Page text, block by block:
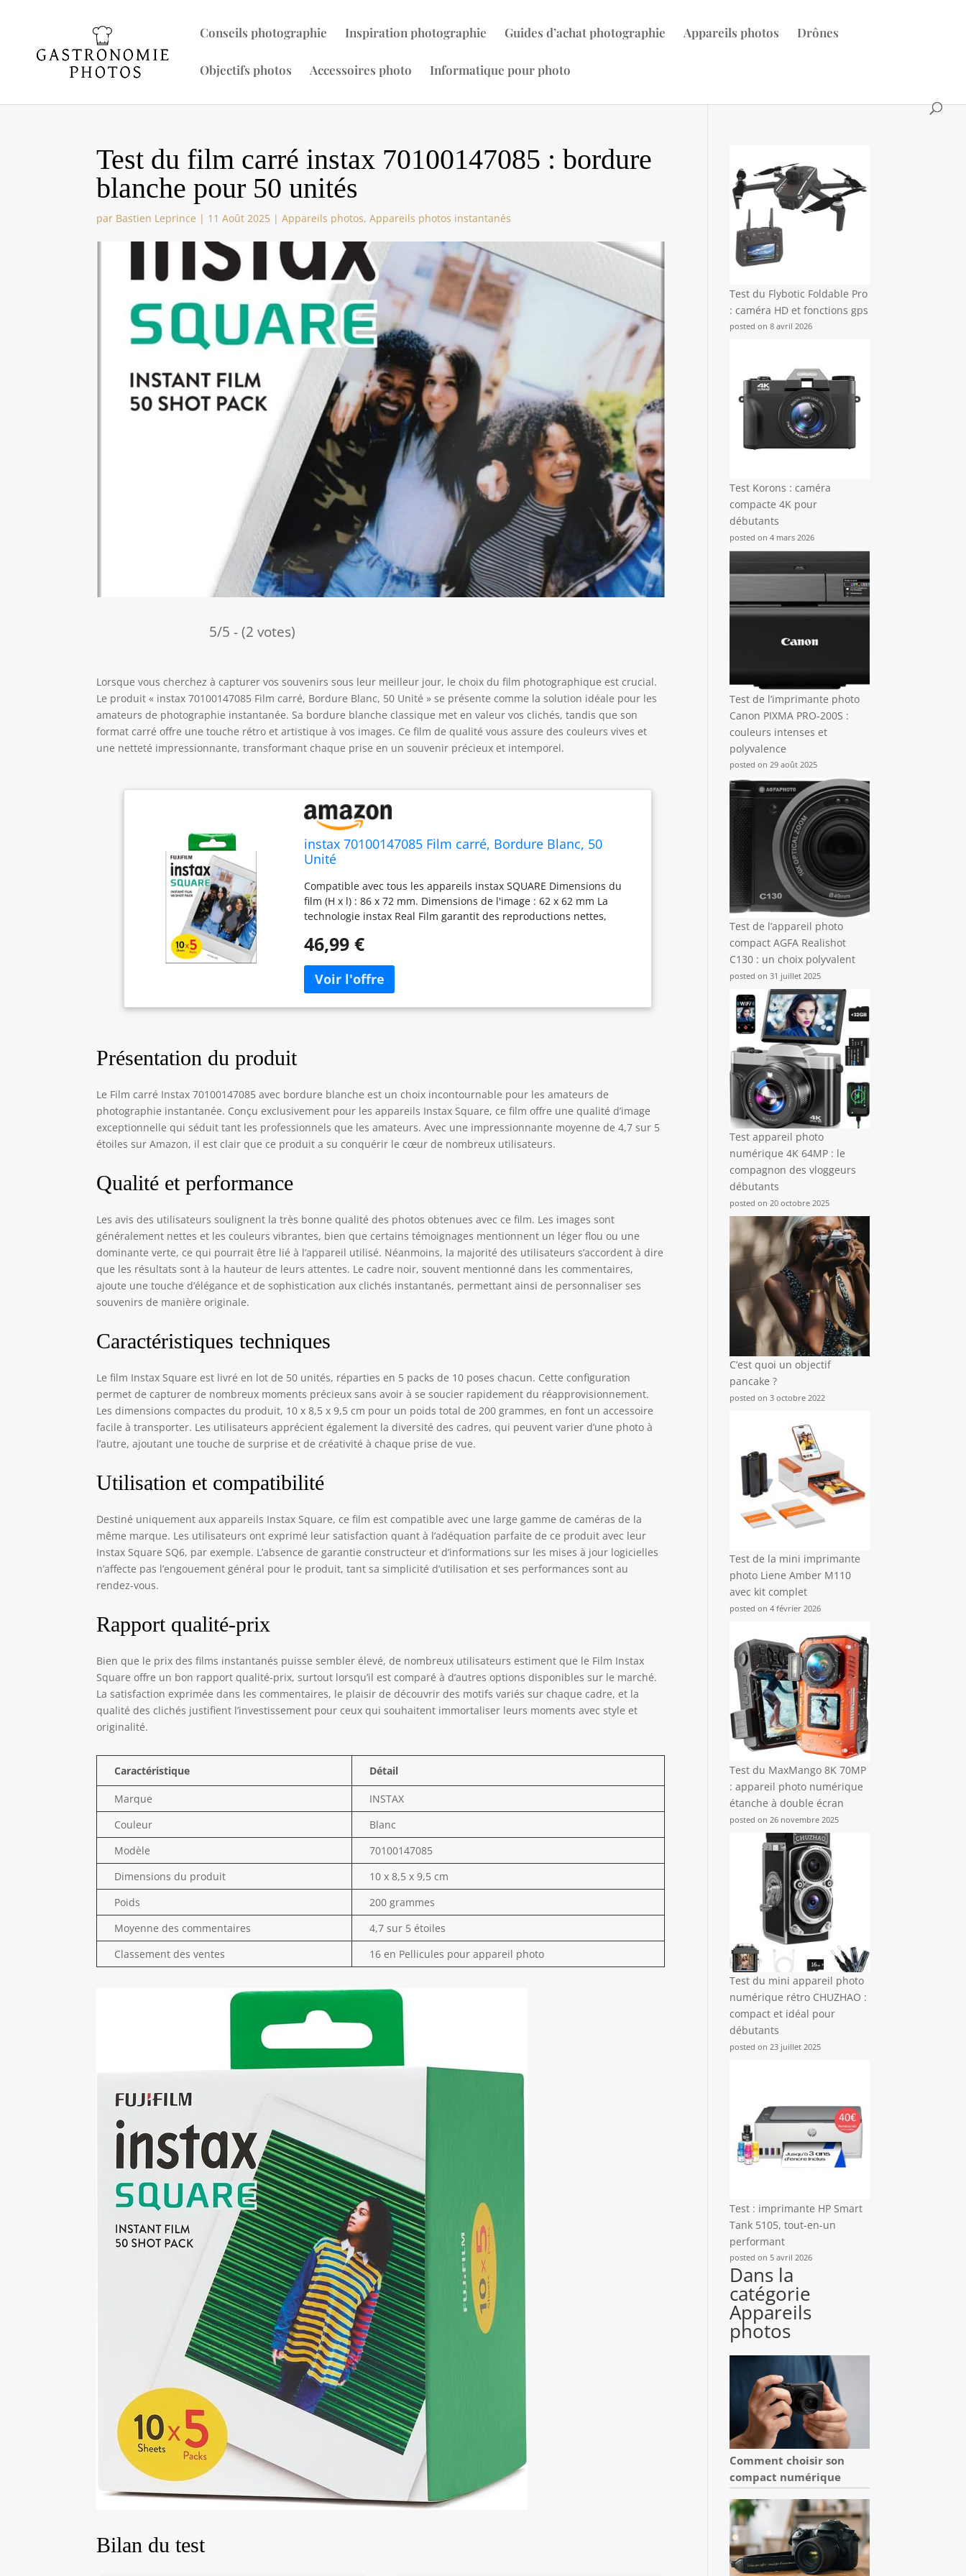
Conseils photographie Inspiration photographie Guides d’achat photographie Appareils photos Drônes
Objectifs photos Accessoires photo Informatique pour photo
Test du film carré instax 70100147085 : bordure
blanche pour 50 unités
par Bastien Leprince | 11 Août 2025 |Appareils photos,Appareils photos instantanés
5/5 - (2 votes)
Lorsque vous cherchez à capturer vos souvenirs sous leur meilleur jour, le choix du film photographique est crucial.
Le produit « instax 70100147085 Film carré, Bordure Blanc, 50 Unité » se présente comme la solution idéale pour les
amateurs de photographie instantanée. Sa bordure blanche classique met en valeur vos clichés, tandis que son
format carré offre une touche rétro et artistique à vos images. Ce film de qualité vous assure des couleurs vives et
une netteté impressionnante, transformant chaque prise en un souvenir précieux et intemporel.
instax 70100147085 Film carré, Bordure Blanc, 50
Unité
Compatible avec tous les appareils instax SQUARE Dimensions du
film (H x l) : 86 x 72 mm. Dimensions de l'image : 62 x 62 mm La
technologie instax Real Film garantit des reproductions nettes,
Développement d'image rapide Film haute vitesse ISO 800
46,99 €
Présentation du produit
Le Film carré Instax 70100147085 avec bordure blanche est un choix incontournable pour les amateurs de
photographie instantanée. Conçu exclusivement pour les appareils Instax Square, ce film offre une qualité d’image
exceptionnelle qui séduit tant les professionnels que les amateurs. Avec une impressionnante moyenne de 4,7 sur 5
étoiles sur Amazon, il est clair que ce produit a su conquérir le cœur de nombreux utilisateurs.
Qualité et performance
Les avis des utilisateurs soulignent la très bonne qualité des photos obtenues avec ce film. Les images sont
généralement nettes et les couleurs vibrantes, bien que certains témoignages mentionnent un léger flou ou une
dominante verte, ce qui pourrait être lié à l’appareil utilisé. Néanmoins, la majorité des utilisateurs s’accordent à dire
que les résultats sont à la hauteur de leurs attentes. Le cadre noir, souvent mentionné dans les commentaires,
ajoute une touche d’élégance et de sophistication aux clichés instantanés, permettant ainsi de personnaliser ses
souvenirs de manière originale.
Caractéristiques techniques
Le film Instax Square est livré en lot de 50 unités, réparties en 5 packs de 10 poses chacun. Cette configuration
permet de capturer de nombreux moments précieux sans avoir à se soucier rapidement du réapprovisionnement.
Les dimensions compactes du produit, 10 x 8,5 x 9,5 cm pour un poids total de 200 grammes, en font un accessoire
facile à transporter. Les utilisateurs apprécient également la diversité des cadres, qui peuvent varier d’une photo à
l’autre, ajoutant une touche de surprise et de créativité à chaque prise de vue.
Utilisation et compatibilité
Destiné uniquement aux appareils Instax Square, ce film est compatible avec une large gamme de caméras de la
même marque. Les utilisateurs ont exprimé leur satisfaction quant à l’adéquation parfaite de ce produit avec leur
Instax Square SQ6, par exemple. L’absence de garantie constructeur et d’informations sur les mises à jour logicielles
n’affecte pas l’engouement général pour le produit, tant sa simplicité d’utilisation et ses performances sont au
rendez-vous.
Rapport qualité-prix
Bien que le prix des films instantanés puisse sembler élevé, de nombreux utilisateurs estiment que le Film Instax
Square offre un bon rapport qualité-prix, surtout lorsqu’il est comparé à d’autres options disponibles sur le marché.
La satisfaction exprimée dans les commentaires, le plaisir de découvrir des motifs variés sur chaque cadre, et la
qualité des clichés justifient l’investissement pour ceux qui souhaitent immortaliser leurs moments avec style et
originalité.
Caractéristique Détail
Marque
INSTAX
Couleur
Blanc
Modèle
70100147085
Dimensions du produit
10 x 8,5 x 9,5 cm
Poids
200 grammes
Moyenne des commentaires
4,7 sur 5 étoiles
Classement des ventes
16 en Pellicules pour appareil photo
Bilan du test
Test du Flybotic Foldable Pro
: caméra HD et fonctions gps
posted on 8 avril 2026
Test Korons : caméra
compacte 4K pour
débutants
posted on 4 mars 2026
Test de l’imprimante photo
Canon PIXMA PRO-200S :
couleurs intenses et
polyvalence
posted on 29 août 2025
Test de l’appareil photo
compact AGFA Realishot
C130 : un choix polyvalent
posted on 31 juillet 2025
Test appareil photo
numérique 4K 64MP : le
compagnon des vloggeurs
débutants
posted on 20 octobre 2025
C’est quoi un objectif
pancake ?
posted on 3 octobre 2022
Test de la mini imprimante
photo Liene Amber M110
avec kit complet
posted on 4 février 2026
Test du MaxMango 8K 70MP
: appareil photo numérique
étanche à double écran
posted on 26 novembre 2025
Test du mini appareil photo
numérique rétro CHUZHAO :
compact et idéal pour
débutants
posted on 23 juillet 2025
Test : imprimante HP Smart
Tank 5105, tout-en-un
performant
posted on 5 avril 2026
Dans la
catégorie
Appareils
photos
Comment choisir son
compact numérique